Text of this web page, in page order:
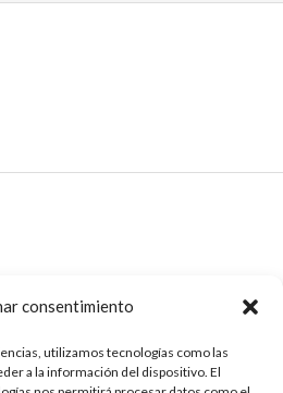
consentimiento
utilizamos tecnologías como las
a la información del dispositivo. El